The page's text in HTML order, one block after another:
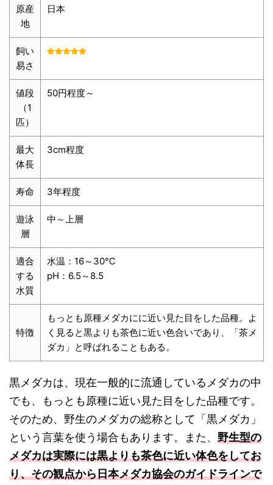
原産
地
日本
飼い
易さ
値段
（1
匹）
50円程度～
最大
体長
3cm程度
寿命 3年程度
遊泳
層
中～上層
適合
する
水質
水温：16～30℃
pH：6.5～8.5
特徴
もっとも原種メダカにに近い見た目をした品種。よ
く見ると黒よりも茶色に近い色合いであり、「茶メ
ダカ」と呼ばれることもある。
黒メダカは、現在一般的に流通しているメダカの中
でも、もっとも原種に近い見た目をした品種です。
そのため、野生のメダカの総称として「黒メダカ」
という言葉を使う場合もあります。また、 野生型の
メダカは実際には黒よりも茶色に近い体色をしてお
り、その観点から日本メダカ協会のガイドラインで